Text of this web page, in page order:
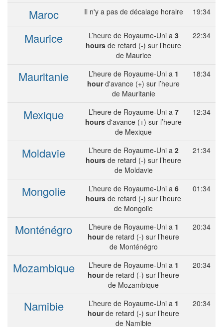
Maroc Il n'y a pas de décalage horaire 19:34
Maurice L’heure de Royaume-Uni a 3
hours de retard (-) sur l’heure
de Maurice
22:34
Mauritanie L’heure de Royaume-Uni a 1
hourd'avance (+) sur l’heure
de Mauritanie
18:34
Mexique L’heure de Royaume-Uni a 7
hours d'avance (+) sur l’heure
de Mexique
12:34
Moldavie L’heure de Royaume-Uni a 2
hours de retard (-) sur l’heure
de Moldavie
21:34
Mongolie L’heure de Royaume-Uni a 6
hours de retard (-) sur l’heure
de Mongolie
01:34
Monténégro L’heure de Royaume-Uni a 1
hourde retard (-) sur l’heure
de Monténégro
20:34
Mozambique L’heure de Royaume-Uni a 1
hourde retard (-) sur l’heure
de Mozambique
20:34
Namibie L’heure de Royaume-Uni a 1
hourde retard (-) sur l’heure
de Namibie
20:34